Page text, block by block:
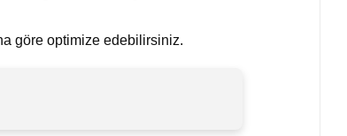
göre optimize edebilirsiniz.